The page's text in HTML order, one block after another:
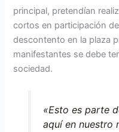
principal, pretendían
cortos en participación
descontento en la plaza
manifestantes se debe
sociedad.
«Esto es parte
aquí en nuestro